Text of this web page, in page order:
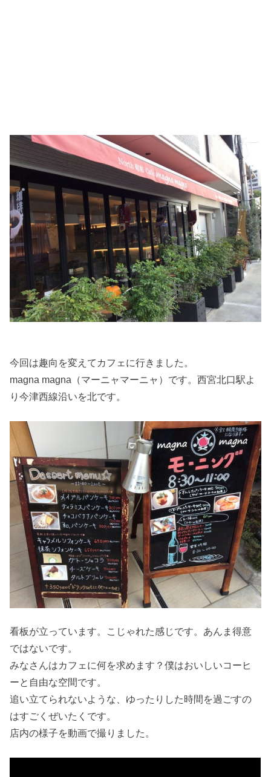
今回は趣向を変えてカフェに行きました。
magna magna（マーニャマーニャ）です。西宮北口駅よ
り今津西線沿いを北です。
看板が立っています。こじゃれた感じです。あんま得意
ではないです。
みなさんはカフェに何を求めます？僕はおいしいコーヒ
ーと自由な空間です。
追い立てられないような、ゆったりした時間を過ごすの
はすごくぜいたくです。
店内の様子を動画で撮りました。